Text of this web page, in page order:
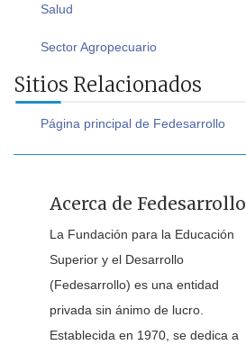
Salud
Sector Agropecuario
Sitios Relacionados
Página principal de Fedesarrollo
Acerca de Fedesarrollo
La Fundación para la Educación
Superior y el Desarrollo
(Fedesarrollo) es una entidad
privada sin ánimo de lucro.
Establecida en 1970, se dedica a